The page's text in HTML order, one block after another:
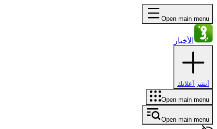
Open main menu
الأخبار
أنشر أعلانك
Open main menu
Open main menu